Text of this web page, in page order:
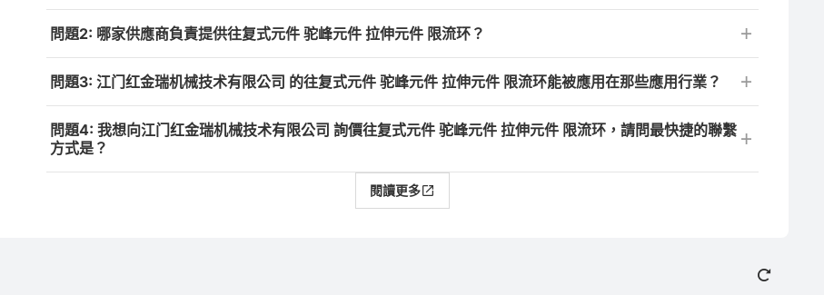
問題2: 哪家供應商負責提供往复式元件 驼峰元件 拉伸元件 限流环？
問題3: 江门红金瑞机械技术有限公司 的往复式元件 驼峰元件 拉伸元件 限流环能被應用在那些應用行業？
問題4: 我想向江门红金瑞机械技术有限公司 詢價往复式元件 驼峰元件 拉伸元件 限流环，請問最快捷的聯繫
方式是？
閱讀更多